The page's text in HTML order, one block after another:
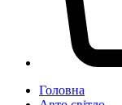
Головна